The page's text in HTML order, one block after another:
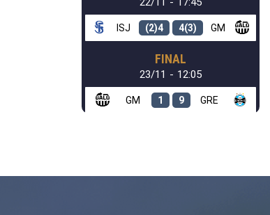
ISJ (2)4 4(3) GM
FINAL
23/11 - 12:05
GM 1 9 GRE